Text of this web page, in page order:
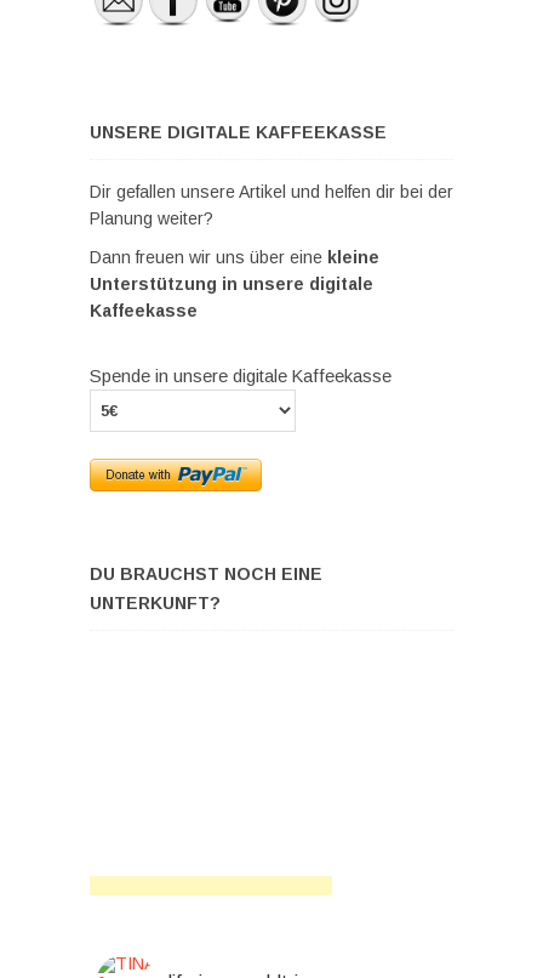
UNSERE DIGITALE KAFFEEKASSE
Dir gefallen unsere Artikel und helfen dir bei der
Planung weiter?
Dann freuen wir uns über eine kleine
Unterstützung in unsere digitale
Kaffeekasse
Spende in unsere digitale Kaffeekasse
DU BRAUCHST NOCH EINE
UNTERKUNFT?